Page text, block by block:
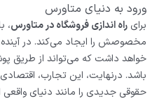
ورود به دنیای متاورس
برای راه اندازی فروشگاه در متاورس،
مخصوصش را ایجاد می‌کند. در
خواهد داشت که می‌تواند از طریق
باشد. درنهایت، این تجارب،
حقوقی جدیدی را مانند دنیای واقعی